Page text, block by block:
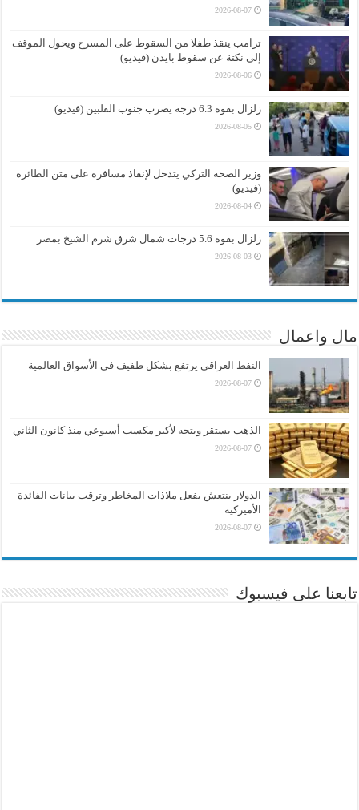
2026-08-07
ترامب ينقذ طفلا من السقوط على المسرح ويحول الموقف
إلى نكتة عن سقوط بايدن (فيديو)
2026-08-06
زلزال بقوة 6.3 درجة يضرب جنوب الفلبين (فيديو)
2026-08-05
وزير الصحة التركي يتدخل لإنقاذ مسافرة على متن الطائرة
(فيديو)
2026-08-04
زلزال بقوة 5.6 درجات شمال شرق شرم الشيخ بمصر
2026-08-03
مال واعمال
النفط العراقي يرتفع بشكل طفيف في الأسواق العالمية
2026-08-07
الذهب يستقر ويتجه لأكبر مكسب أسبوعي منذ كانون الثاني
2026-08-07
الدولار ينتعش بفعل ملاذات المخاطر وترقب بيانات الفائدة
الأميركية
2026-08-07
تابعنا على فيسبوك